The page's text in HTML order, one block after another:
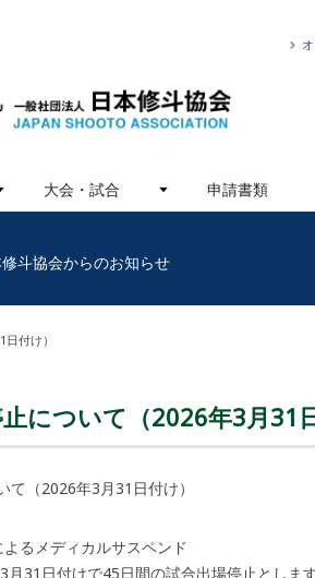
大会・試合 申請書類
修斗協会からのお知らせ
付け）
について（2026年3月31
て（2026年3月31日付け）
るメディカルサスペンド
月31日付けで45日間の試合出場停止としま